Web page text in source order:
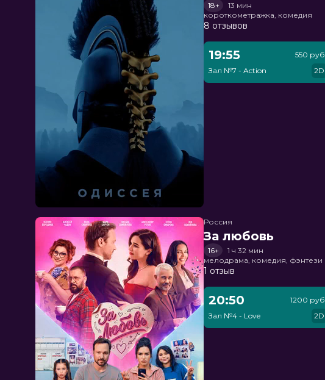
18+
13 мин
короткометражка, комедия
8 отзывов
19:55
Зал №7 - Action
550 руб.
2D
Россия
За любовь
16+
1 ч 32 мин
мелодрама, комедия, фэнтези
1 отзыв
20:50
Зал №4 - Love
1200 руб.
2D